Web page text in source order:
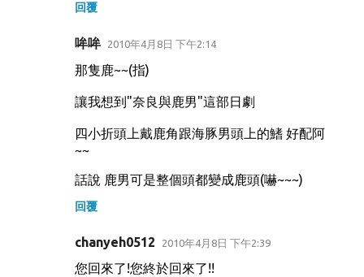
回覆
哞哞 2010年4月8日 下午2:14
那隻鹿~~(指)
讓我想到"奈良與鹿男"這部日劇
四小折頭上戴鹿角跟海豚男頭上的鰭 好配阿
~~
話說 鹿男可是整個頭都變成鹿頭(嚇~~~)
回覆
chanyeh0512 2010年4月8日 下午2:39
您回來了!您終於回來了!!